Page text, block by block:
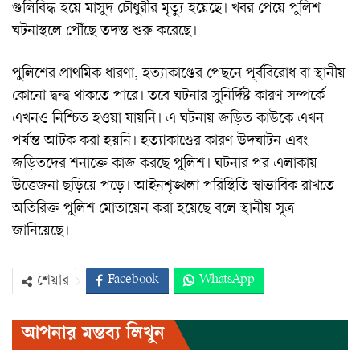
গুলিবিদ্ধ হয়ে মাসুদ চৌধুরীর মৃত্যু হয়েছে। খবর পেয়ে পুলিশ
ঘটনাস্থলে পৌঁছে তদন্ত শুরু করেছে।
পুলিশের প্রাথমিক ধারণা, হত্যাকাণ্ডের পেছনে পূর্ববিরোধ বা স্থানীয়
কোনো দ্বন্দ্ব থাকতে পারে। তবে ঘটনার সুনির্দিষ্ট কারণ সম্পর্কে
এখনও নিশ্চিত হওয়া যায়নি। এ ঘটনায় জড়িত কাউকে এখন
পর্যন্ত আটক করা হয়নি। হত্যাকাণ্ডের কারণ উদঘাটন এবং
জড়িতদের শনাক্তে কাজ করছে পুলিশ। ঘটনার পর এলাকায়
উত্তেজনা ছড়িয়ে পড়ে। আইনশৃঙ্খলা পরিস্থিতি স্বাভাবিক রাখতে
অতিরিক্ত পুলিশ মোতায়েন করা হয়েছে বলে স্থানীয় সূত্র
জানিয়েছে।
শেয়ার Facebook WhatsApp
Viber
আপনার মন্তব্য লিখুন